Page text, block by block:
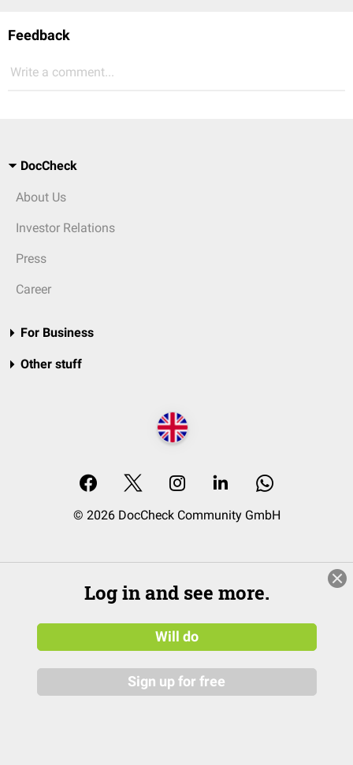
Feedback
Write a comment...
DocCheck
About Us
Investor Relations
Press
Career
For Business
Other stuff
© 2026 DocCheck Community GmbH
Log in and see more.
Will do
Sign up for free